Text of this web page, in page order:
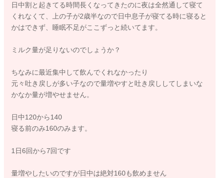
日中割と起きてる時間長くなってきたのに夜は全然通して寝て
くれなくて、上の子が2歳半なので日中息子が寝てる時に寝ると
かはできず、睡眠不足がここずっと続いてます。
ミルク量が足りないのでしょうか？
ちなみに最近集中して飲んでくれなかったり
元々吐き戻しが多い子なので量増やすと吐き戻ししてしまいな
かなか量が増やせません。
日中120から140
寝る前のみ160のみます。
1日6回から7回です
量増やしたいのですが日中は絶対160も飲めません